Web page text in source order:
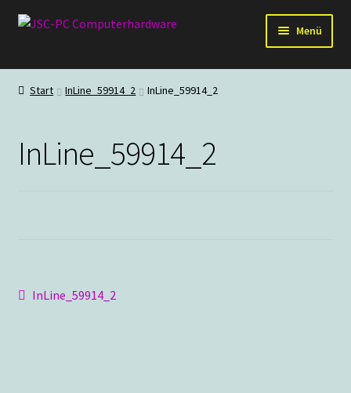
Zur
Zum
Menü
Hardware
Staubschutz
Start InLine_59914_2 InLine_59914_2
InLine_59914_2
Beitragsnavigation
Vorheriger
InLine_59914_2